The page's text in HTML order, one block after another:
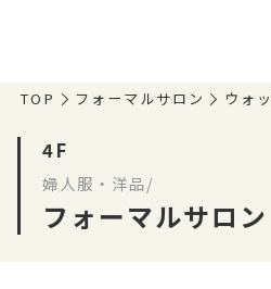
TOP フォーマルサロン ウォ
4F
婦人服・洋品/
フォーマルサロン